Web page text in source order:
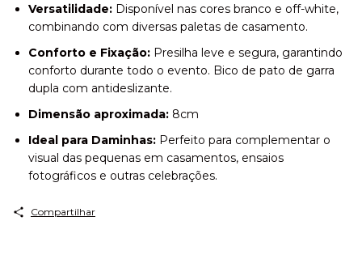
Versatilidade: Disponível nas cores branco e off-white,
combinando com diversas paletas de casamento.
Conforto e Fixação: Presilha leve e segura, garantindo
conforto durante todo o evento. Bico de pato de garra
dupla com antideslizante.
Dimensão aproximada: 8cm
Ideal para Daminhas: Perfeito para complementar o
visual das pequenas em casamentos, ensaios
fotográficos e outras celebrações.
Compartilhar